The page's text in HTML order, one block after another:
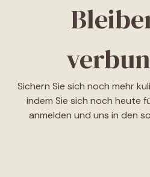
Sichern Sie sich noch mehr
indem Sie sich noch heute
anmelden und uns in den